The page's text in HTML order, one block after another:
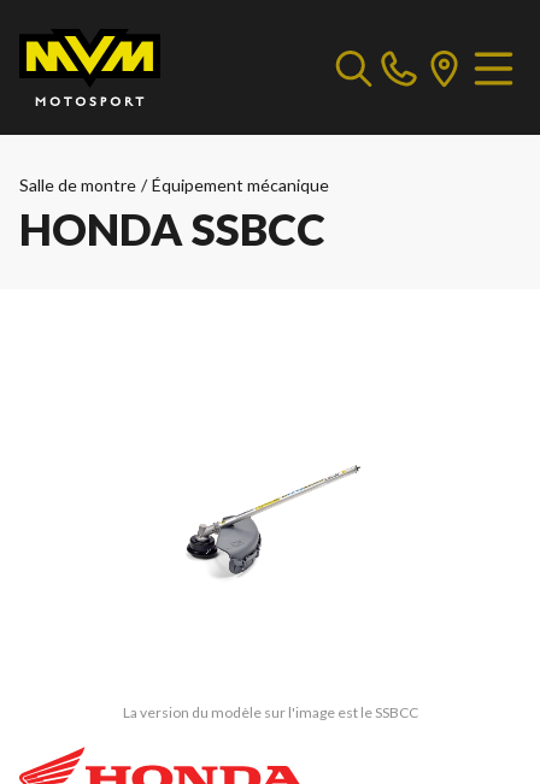
Salle de montre / Équipement mécanique
HONDA SSBCC
La version du modèle sur l'image est le SSBCC